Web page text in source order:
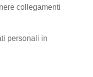
collegamenti
personali in